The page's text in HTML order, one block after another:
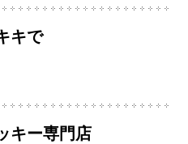
キで
キー専門店